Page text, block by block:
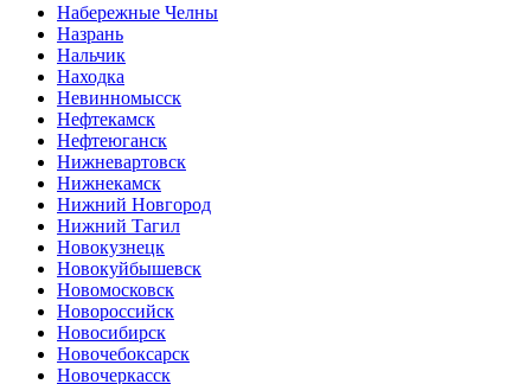
Набережные Челны
Назрань
Нальчик
Находка
Невинномысск
Нефтекамск
Нефтеюганск
Нижневартовск
Нижнекамск
Нижний Новгород
Нижний Тагил
Новокузнецк
Новокуйбышевск
Новомосковск
Новороссийск
Новосибирск
Новочебоксарск
Новочеркасск